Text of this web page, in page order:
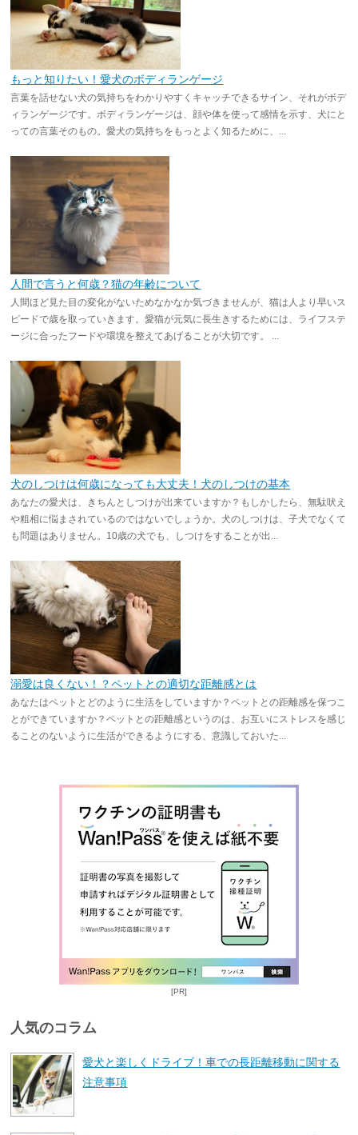
もっと知りたい！愛犬のボディランゲージ
言葉を話せない犬の気持ちをわかりやすくキャッチできるサイン、それがボデ
ィランゲージです。ボディランゲージは、顔や体を使って感情を示す、犬にと
っての言葉そのもの。愛犬の気持ちをもっとよく知るために、...
人間で言うと何歳？猫の年齢について
人間ほど見た目の変化がないためなかなか気づきませんが、猫は人より早いス
ピードで歳を取っていきます。愛猫が元気に長生きするためには、ライフステ
ージに合ったフードや環境を整えてあげることが大切です。 ...
犬のしつけは何歳になっても大丈夫！犬のしつけの基本
あなたの愛犬は、きちんとしつけが出来ていますか？もしかしたら、無駄吠え
や粗相に悩まされているのではないでしょうか。犬のしつけは、子犬でなくて
も問題はありません。10歳の犬でも、しつけをすることが出...
溺愛は良くない！？ペットとの適切な距離感とは
あなたはペットとどのように生活をしていますか？ペットとの距離感を保つこ
とができていますか？ペットとの距離感というのは、お互いにストレスを感じ
ることのないように生活ができるようにする、意識しておいた...
[PR]
人気のコラム
愛犬と楽しくドライブ！車での長距離移動に関する
注意事項